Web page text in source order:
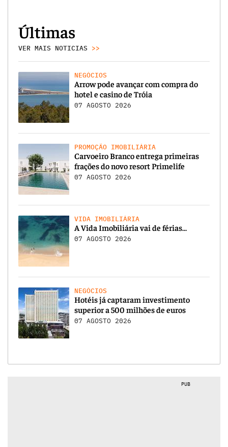
Últimas
VER MAIS NOTICIAS >>
NEGÓCIOS
Arrow pode avançar com compra do
hotel e casino de Tróia
07 AGOSTO 2026
PROMOÇÃO IMOBILIÁRIA
Carvoeiro Branco entrega primeiras
frações do novo resort Primelife
07 AGOSTO 2026
VIDA IMOBILIÁRIA
A Vida Imobiliária vai de férias…
07 AGOSTO 2026
NEGÓCIOS
Hotéis já captaram investimento
superior a 500 milhões de euros
07 AGOSTO 2026
PUB